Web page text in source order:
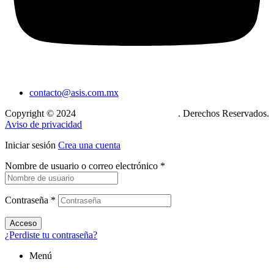
contacto@asis.com.mx
Copyright © 2024
. Derechos Reservados.
Aviso de privacidad
Iniciar sesión Crea una cuenta
Nombre de usuario o correo electrónico *
Contraseña *
Acceso
¿Perdiste tu contraseña?
Menú